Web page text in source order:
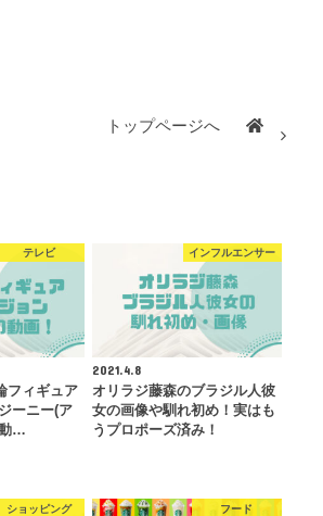
トップページへ
テレビ
フィギュア
ーニー(ア
…
インフルエンサー
2021.4.8
オリラジ藤森のブラジル人彼
女の画像や馴れ初め！実はも
うプロポーズ済み！
ショッピング フード